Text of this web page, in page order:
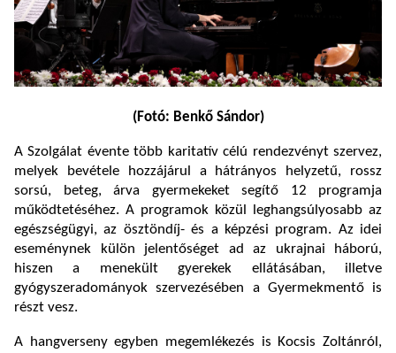
(Fotó: Benkő Sándor)
A Szolgálat évente több karitatív célú rendezvényt szervez,
melyek bevétele hozzájárul a hátrányos helyzetű, rossz
sorsú, beteg, árva gyermekeket segítő 12 programja
működtetéséhez. A programok közül leghangsúlyosabb az
egészségügyi, az ösztöndíj- és a képzési program. Az idei
eseménynek külön jelentőséget ad az ukrajnai háború,
hiszen a menekült gyerekek ellátásában, illetve
gyógyszeradományok szervezésében a Gyermekmentő is
részt vesz.
A hangverseny egyben megemlékezés is Kocsis Zoltánról,